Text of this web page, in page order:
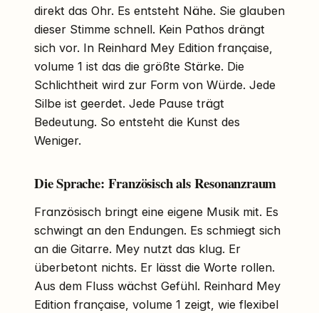
direkt das Ohr. Es entsteht Nähe. Sie glauben
dieser Stimme schnell. Kein Pathos drängt
sich vor. In Reinhard Mey Edition française,
volume 1 ist das die größte Stärke. Die
Schlichtheit wird zur Form von Würde. Jede
Silbe ist geerdet. Jede Pause trägt
Bedeutung. So entsteht die Kunst des
Weniger.
Die Sprache: Französisch als Resonanzraum
Französisch bringt eine eigene Musik mit. Es
schwingt an den Endungen. Es schmiegt sich
an die Gitarre. Mey nutzt das klug. Er
überbetont nichts. Er lässt die Worte rollen.
Aus dem Fluss wächst Gefühl. Reinhard Mey
Edition française, volume 1 zeigt, wie flexibel